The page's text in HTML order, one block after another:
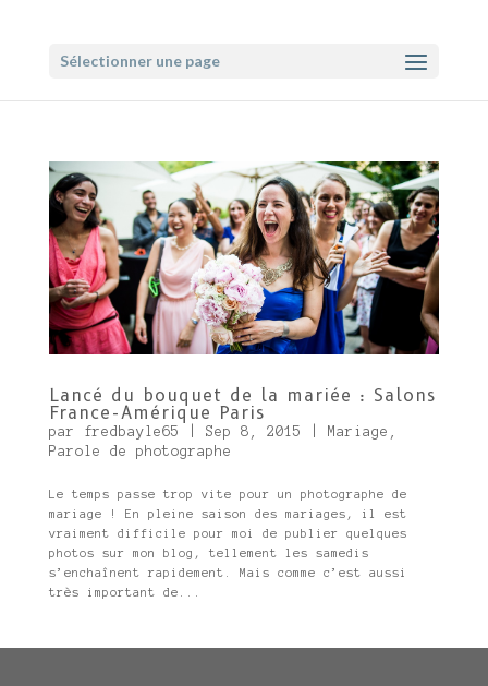
Sélectionner une page
Lancé du bouquet de la mariée : Salons
France-Amérique Paris
par fredbayle65 Sep 8, 2015 Mariage
Parole de photographe
Le temps passe trop vite pour un photographe de
mariage ! En pleine saison des mariages, il est
vraiment difficile pour moi de publier quelques
photos sur mon blog, tellement les samedis
s’enchaînent rapidement. Mais comme c’est aussi
très important de...